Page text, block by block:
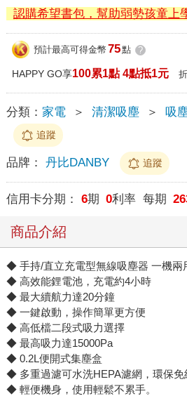
認購希望書包，幫助弱勢孩童上
預計最高可得金幣 75點 ?
HAPPY GO享100累1點 4點抵1元
分類： 家電 ＞ 清潔吸塵 ＞ 吸
追蹤
品牌： 丹比DANBY 追蹤
信用卡分期： 6期 0利率 每期
商品介紹
◆ 手持/直立充電型無線吸塵器 一機兩
◆ 高效能鋰電池，充電約4小時
◆ 最大續航力達20分鐘
◆ 一鍵啟動，操作簡單更方便
◆ 高低檔二段式吸力選擇
◆ 最高吸力達15000Pa
◆ 0.2L便開式集塵盒
◆ 多重過濾可水洗HEPA濾網，環保免
◆ 輕便機身，使用輕鬆不累手。